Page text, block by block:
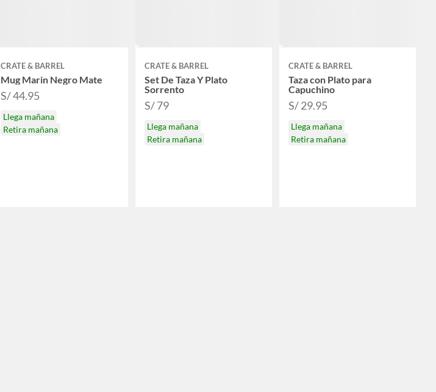
CRATE & BARREL
Mug Marin Negro Mate
S/ 44.95
Llega mañana
Retira mañana
CRATE & BARREL
Set De Taza Y Plato
Sorrento
S/ 79
Llega mañana
Retira mañana
CRATE & BARREL
Taza con Plato para
Capuchino
S/ 29.95
Llega mañana
Retira mañana